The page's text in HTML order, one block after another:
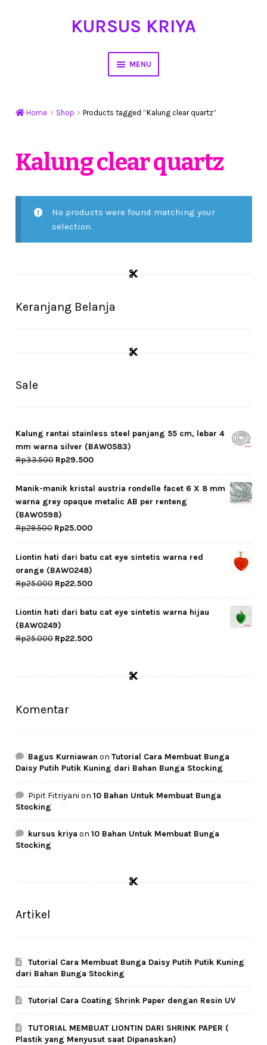
KURSUS KRIYA
MENU
Workshop Membuat Bunga Dari Stocking
My Account
Cart
Cekresi
Checkout
Shop
Tentang Kami
Home Shop Products tagged “Kalung clear quartz”
Kalung clear quartz
No products were found matching your
selection.
Keranjang Belanja
Sale
Kalung rantai stainless steel panjang 55 cm, lebar 4
mm warna silver (BAW0583)
Rp33.500 Original
price
was:
Rp33.500.
Rp29.500Current
price
is:
Rp29.500.
Manik-manik kristal austria rondelle facet 6 X 8 mm
warna grey opaque metalic AB per renteng
(BAW0598)
Rp29.500 Original
price
was:
Rp29.500.
Rp25.000Current
price
is:
Rp25.000.
Liontin hati dari batu cat eye sintetis warna red
orange (BAW0248)
Rp25.000 Original
price
was:
Rp25.000.
Rp22.500Current
price
is:
Liontin hati dari batu cat eye sintetis warna hijau
(BAW0249)
Rp25.000 Original
Rp25.000.
Rp22.500Current
Rp22.500.
Komentar
Bagus Kurniawan onTutorial Cara Membuat Bunga
Daisy Putih Putik Kuning dari Bahan Bunga Stocking
Pipit Fitriyani on10 Bahan Untuk Membuat Bunga
Stocking
kursus kriya on10 Bahan Untuk Membuat Bunga
Stocking
Artikel
Tutorial Cara Membuat Bunga Daisy Putih Putik Kuning
dari Bahan Bunga Stocking
Tutorial Cara Coating Shrink Paper dengan Resin UV
TUTORIAL MEMBUAT LIONTIN DARI SHRINK PAPER (
Plastik yang Menyusut saat Dipanaskan)